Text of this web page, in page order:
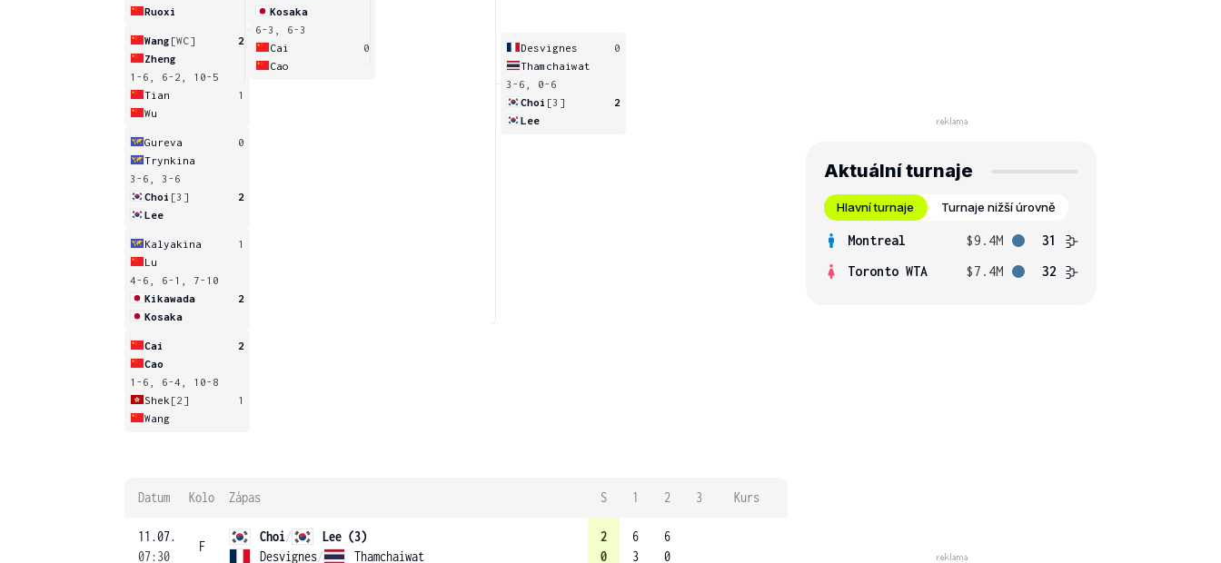
Ruoxi
Wang [WC]
2
Zheng
1-6, 6-2, 10-5
Tian
1
Wu
Gureva
0
Trynkina
3-6, 3-6
Choi [3]
2
Lee
Kalyakina
1
Lu
4-6, 6-1, 7-10
Kikawada
2
Kosaka
Cai
2
Cao
1-6, 6-4, 10-8
Shek [2]
1
Wang
Kosaka
6-3, 6-3
Cai
0
Cao
Desvignes
0
Thamchaiwat
3-6, 0-6
Choi [3]
2
Lee
Datum Kolo Zápas S 1 2 3 Kurs
11.07.
07:30
F
Choi/
Lee (3)
Desvignes/ Thamchaiwat
2
0
6
3
6
0
Aktuální turnaje
Hlavní turnaje Turnaje nižší úrovně
Montreal $9.4M
31
Toronto WTA
$7.4M 32